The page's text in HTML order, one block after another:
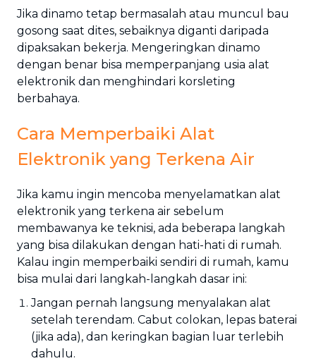
Jika dinamo tetap bermasalah atau muncul bau
gosong saat dites, sebaiknya diganti daripada
dipaksakan bekerja. Mengeringkan dinamo
dengan benar bisa memperpanjang usia alat
elektronik dan menghindari korsleting
berbahaya.
Cara Memperbaiki Alat
Elektronik yang Terkena Air
Jika kamu ingin mencoba menyelamatkan alat
elektronik yang terkena air sebelum
membawanya ke teknisi, ada beberapa langkah
yang bisa dilakukan dengan hati-hati di rumah.
Kalau ingin memperbaiki sendiri di rumah, kamu
bisa mulai dari langkah-langkah dasar ini:
Jangan pernah langsung menyalakan alat
setelah terendam. Cabut colokan, lepas baterai
(jika ada), dan keringkan bagian luar terlebih
dahulu.